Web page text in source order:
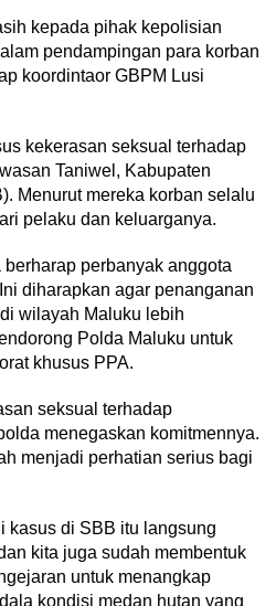
kepada pihak kepolisian
pendampingan para korban
koordintaor GBPM Lusi
kekerasan seksual terhadap
Taniwel, Kabupaten
Menurut mereka korban selalu
pelaku dan keluarganya.
perbanyak anggota
diharapkan agar penanganan
wilayah Maluku lebih
Polda Maluku untuk
khusus PPA.
seksual terhadap
menegaskan komitmennya.
menjadi perhatian serius bagi
kasus di SBB itu langsung
kita juga sudah membentuk
untuk menangkap
kondisi medan hutan yang